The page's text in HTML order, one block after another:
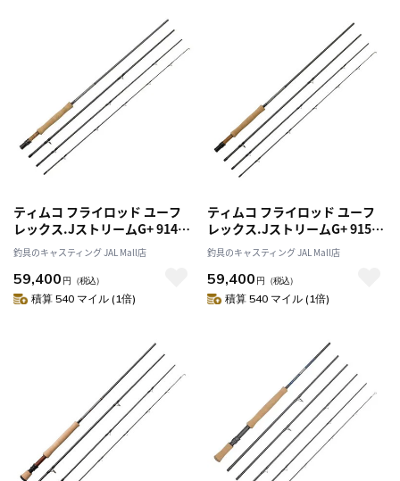
ティムコ フライロッド ユーフ
レックス.JストリームG+ 914-
4G+
釣具のキャスティング JAL Mall店
59,400 円 （税込）
積算 540 マイル (1倍)
ティムコ フライロッド ユーフ
レックス.JストリームG+ 915-
4G+
釣具のキャスティング JAL Mall店
59,400 円 （税込）
積算 540 マイル (1倍)